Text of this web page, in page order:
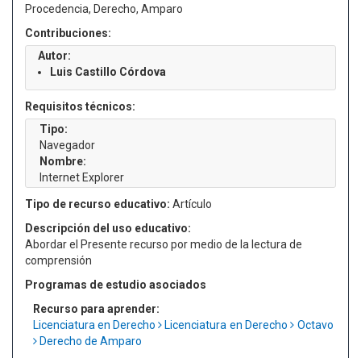
Procedencia, Derecho, Amparo
Contribuciones:
Autor:
Luis Castillo Córdova
Requisitos técnicos:
Tipo:
Navegador
Nombre:
Internet Explorer
Tipo de recurso educativo: Artículo
Descripción del uso educativo:
Abordar el Presente recurso por medio de la lectura de
comprensión
Programas de estudio asociados
Recurso para aprender:
Licenciatura en Derecho
Licenciatura en Derecho
Octavo
Derecho de Amparo